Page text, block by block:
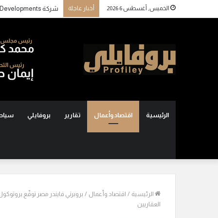
الخميس, أغسطس 6 2026 أخبار عاجلة
الرئيسية اقتصاد وأعمال تقارير بروفايلي
الرئيسية / اقتصاد وأعمال / بروبرتي فايندر مصر توقّع
العقاريين